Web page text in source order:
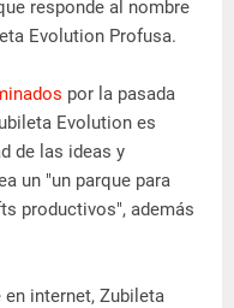
responde al nombre
Evolution Profusa.
por la pasada
Evolution es
de las ideas y
un "un parque para
productivos", además
internet, Zubileta